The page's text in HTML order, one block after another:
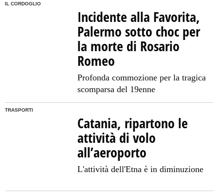
IL CORDOGLIO
Incidente alla Favorita,
Palermo sotto choc per
la morte di Rosario
Romeo
Profonda commozione per la tragica
scomparsa del 19enne
TRASPORTI
Catania, ripartono le
attività di volo
all’aeroporto
L'attività dell'Etna è in diminuzione